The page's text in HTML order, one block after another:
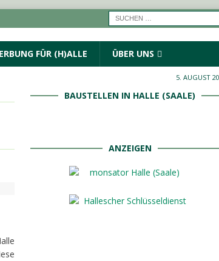
FÜR (H)ALLE ÜBER UNS
5. AUGUST
BAUSTELLEN IN HALLE (SAALE)
ANZEIGEN